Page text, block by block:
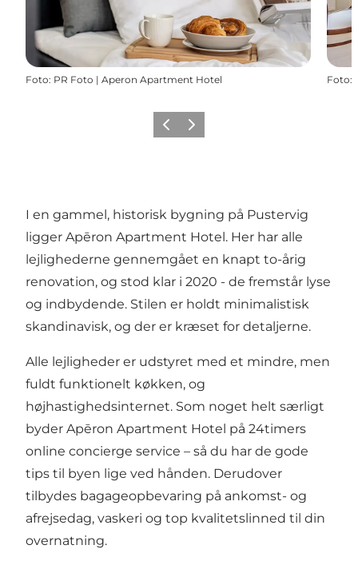
Foto: PR Foto | Aperon Apartment Hotel Foto:
ZurückWeiter
I en gammel, historisk bygning på Pustervig
ligger Apēron Apartment Hotel. Her har alle
lejlighederne gennemgået en knapt to-årig
renovation, og stod klar i 2020 - de fremstår lyse
og indbydende. Stilen er holdt minimalistisk
skandinavisk, og der er kræset for detaljerne.
Alle lejligheder er udstyret med et mindre, men
fuldt funktionelt køkken, og
højhastighedsinternet. Som noget helt særligt
byder Apēron Apartment Hotel på 24timers
online concierge service – så du har de gode
tips til byen lige ved hånden. Derudover
tilbydes bagageopbevaring på ankomst- og
afrejsedag, vaskeri og top kvalitetslinned til din
overnatning.